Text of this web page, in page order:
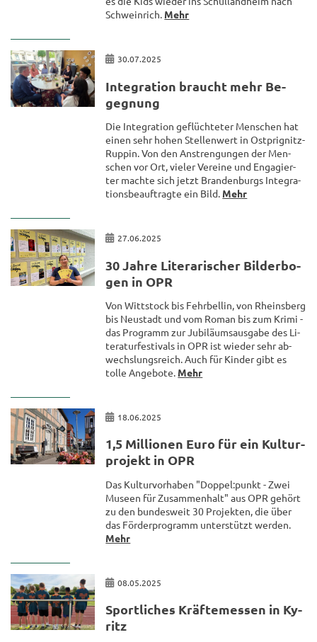
Schw­ein­rich. Mehr
30.07.2025
In­te­gra­ti­on braucht mehr Be­
geg­nung
Die In­te­gra­ti­on ge­flüch­te­ter Men­schen hat
einen sehr hohen Stel­len­wert in Ostprignitz-​
Ruppin. Von den An­stren­gun­gen der Men­
schen vor Ort, vie­ler Ver­ei­ne und En­ga­gier­
ter mach­te sich jetzt Bran­den­burgs In­te­gra­
ti­ons­be­auf­trag­te ein Bild. Mehr
27.06.2025
30 Jahre Li­te­ra­ri­scher Bil­der­bo­
gen in OPR
Von Witt­stock bis Fehr­bel­lin, von Rheins­berg
bis Neu­stadt und vom Roman bis zum Krimi -
das Pro­gramm zur Ju­bi­lä­ums­aus­ga­be des Li­
te­ra­tur­fes­ti­vals in OPR ist wie­der sehr ab­
wechs­lungs­reich. Auch für Kin­der gibt es
tolle An­ge­bo­te. Mehr
18.06.2025
1,5 Mil­lio­nen Euro für ein Kul­tur­
pro­jekt in OPR
Das Kul­tur­vor­ha­ben "Dop­pel:punkt - Zwei
Mu­se­en für Zu­sam­men­halt" aus OPR ge­hört
zu den bun­des­weit 30 Pro­jek­ten, die über
das För­der­pro­gramm un­ter­stützt wer­den.
Mehr
08.05.2025
Sport­li­ches Kräf­te­mes­sen in Ky­
ritz